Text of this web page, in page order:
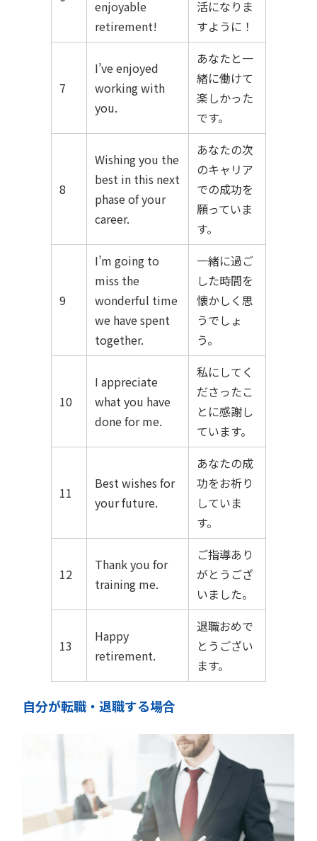
enjoyable
retirement!
活になりま
すように！
7
I’ve enjoyed
working with
you.
あなたと一
緒に働けて
楽しかった
です。
8
Wishing you the
best in this next
phase of your
career.
あなたの次
のキャリア
での成功を
願っていま
す。
9
I’m going to
miss the
wonderful time
we have spent
together.
一緒に過ご
した時間を
懐かしく思
うでしょ
う。
10
I appreciate
what you have
done for me.
私にしてく
ださったこ
とに感謝し
ています。
11
Best wishes for
your future.
あなたの成
功をお祈り
していま
す。
12
Thank you for
training me.
ご指導あり
がとうござ
いました。
13
Happy
retirement.
退職おめで
とうござい
ます。
自分が転職・退職する場合